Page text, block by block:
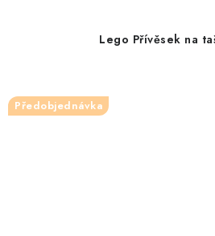
Lego Přívěsek na
Předobjednávka